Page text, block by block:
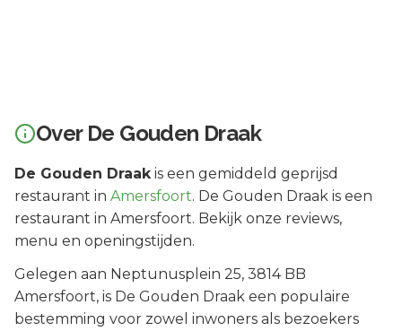
Over De Gouden Draak
De Gouden Draakis een gemiddeld geprijsd
restaurant in Amersfoort. De Gouden Draak is een
restaurant in Amersfoort. Bekijk onze reviews,
menu en openingstijden.
Gelegen aan Neptunusplein 25, 3814 BB
Amersfoort, is De Gouden Draak een populaire
bestemming voor zowel inwoners als bezoekers